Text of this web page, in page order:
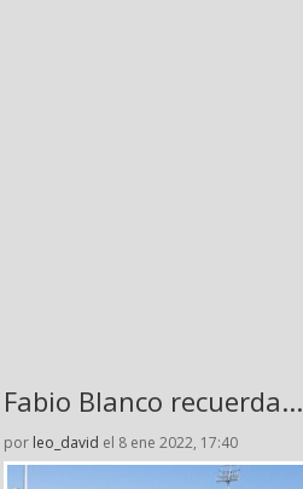
Fabio Blanco recuerda...
por leo_david el 8 ene 2022, 17:40